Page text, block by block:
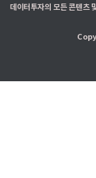
데이터투자의 모든 콘텐츠